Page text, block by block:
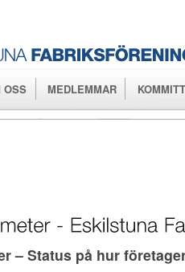
OSS MEDLEMMAR
– Status på hur